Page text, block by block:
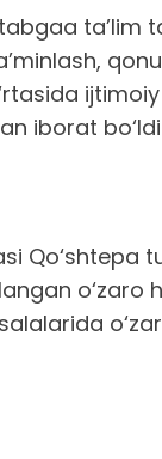
ta’lim
iborat
o‘zaro